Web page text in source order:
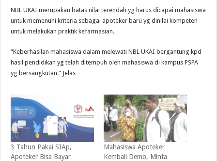
NBL UKAI merupakan batas nilai terendah yg harus dicapai mahasiswa
untuk memenuhi kriteria sebagai apoteker baru yg dinilai kompeten
untuk melakukan praktik kefarmasian.
“Keberhasilan mahasiswa dalam melewati NBL UKAI bergantung kpd
hasil pendidikan yg telah ditempuh oleh mahasiswa di kampus PSPA
yg bersangkutan.” Jelas
3 Tahun Pakai SIAp,
Apoteker Bisa Bayar
Mahasiswa Apoteker
Kembali Demo, Minta